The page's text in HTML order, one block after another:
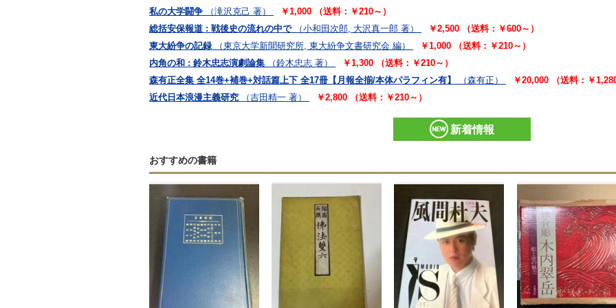
私の大学闘争 （滝沢克己 著）
￥1,000 （送料：￥210～）
総括安保報道 : 戦後史の流れの中で
（小和田次郎, 大沢真一郎 著）
￥2,500 （送料：￥600～）
東大紛争の記録
（東京大学新聞研究所, 東大紛争文書研究会 編）
￥1,000 （送料：￥210～）
内角の和 : 鈴木忠志演劇論集
（鈴木忠志 著）
￥1,300 （送料：￥210～）
森有正全集 全14巻+補巻+対話篇上下 全17冊【月報全揃/本体パラフィン有】
（森有正）
￥20,000 （送料：￥
近代日本浪漫主義研究
（吉田精一 著） ￥2,800 （送料：￥210～）
新着情報
おすすめの書籍